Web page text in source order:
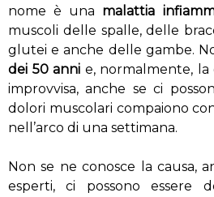
nome è una malattia
muscoli delle spalle, delle
glutei e anche delle gambe.
dei 50 anni e, normalmente, la
improvvisa, anche se ci
dolori muscolari compaiono
nell’arco di una settimana.
Non se ne conosce la causa,
esperti, ci possono essere